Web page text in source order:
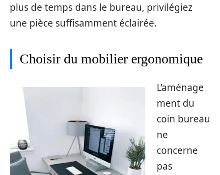
plus de temps dans le bureau, privilégiez
une pièce suffisamment éclairée.
Choisir du mobilier ergonomique
L’aménage
ment du
coin bureau
ne
concerne
pas